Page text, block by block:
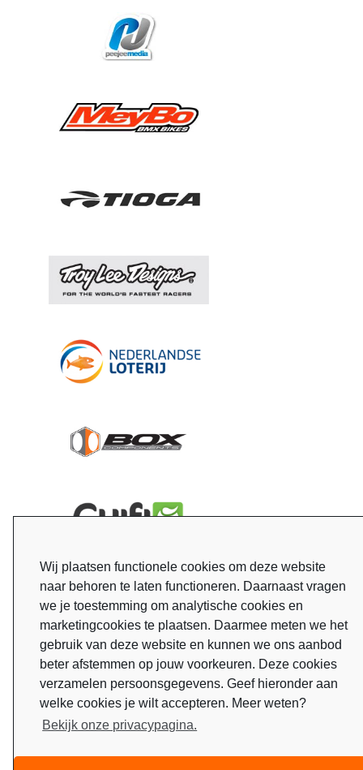
Wij plaatsen functionele cookies om deze website
naar behoren te laten functioneren. Daarnaast vragen
we je toestemming om analytische cookies en
marketingcookies te plaatsen. Daarmee meten we het
gebruik van deze website en kunnen we ons aanbod
beter afstemmen op jouw voorkeuren. Deze cookies
verzamelen persoonsgegevens. Geef hieronder aan
welke cookies je wilt accepteren. Meer weten?
Bekijk onze privacypagina.